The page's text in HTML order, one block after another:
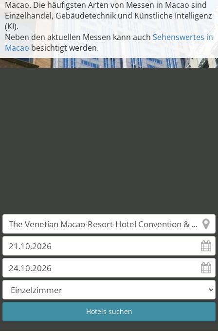
Macao. Die häufigsten Arten von Messen in Macao sind
Einzelhandel, Gebäudetechnik und Künstliche Intelligenz
(KI).
Neben den aktuellen Messen kann auch Sehenswertes in
Macao besichtigt werden.